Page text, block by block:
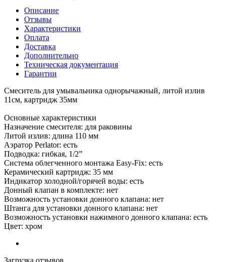
Описание
Отзывы
Характеристики
Оплата
Доставка
Дополнительно
Техническая документация
Гарантии
Смеситель для умывальника однорычажный, литой излив
11см, картридж 35мм
Основные характеристики
Назначение смесителя: для раковины
Литой излив: длина 110 мм
Аэратор Perlator: есть
Подводка: гибкая, 1/2”
Система облегченного монтажа Easy-Fix: есть
Керамический картридж: 35 мм
Индикатор холодной/горячей воды: есть
Донный клапан в комплекте: нет
Возможность установки донного клапана: нет
Штанга для установки донного клапана: нет
Возможность установки нажимного донного клапана: есть
Цвет: хром
Загрузка отзывов...